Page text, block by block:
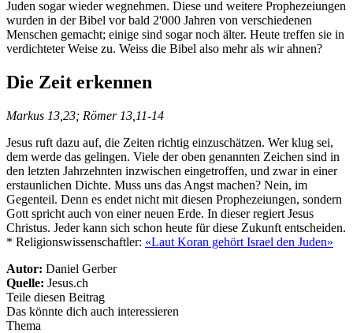
Juden sogar wieder wegnehmen. Diese und weitere Prophezeiungen
wurden in der Bibel vor bald 2'000 Jahren von verschiedenen
Menschen gemacht; einige sind sogar noch älter. Heute treffen sie in
verdichteter Weise zu. Weiss die Bibel also mehr als wir ahnen?
Die Zeit erkennen
Markus 13,23; Römer 13,11-14
Jesus ruft dazu auf, die Zeiten richtig einzuschätzen. Wer klug sei,
dem werde das gelingen. Viele der oben genannten Zeichen sind in
den letzten Jahrzehnten inzwischen eingetroffen, und zwar in einer
erstaunlichen Dichte. Muss uns das Angst machen? Nein, im
Gegenteil. Denn es endet nicht mit diesen Prophezeiungen, sondern
Gott spricht auch von einer neuen Erde. In dieser regiert Jesus
Christus. Jeder kann sich schon heute für diese Zukunft entscheiden.
* Religionswissenschaftler: «Laut Koran gehört Israel den Juden»
Autor: Daniel Gerber
Quelle: Jesus.ch
Teile diesen Beitrag
Das könnte dich auch interessieren
Thema